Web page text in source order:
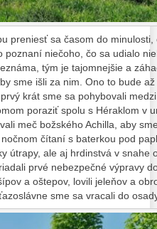
preniesť sa časom do
poznaní niečoho, čo sa udialo
tým je tajomnejšie a
sme išli za nim. Ono to bude
krát sme sa pohybovali
poraziť spolu s Héraklom v
meč božského Achilla, aby
čítaní s baterkou pod
útrapy, ale aj hrdinstvá v snahe
prvé nebezpečné výpravy
a oštepov, lovili jeleňov a
sme sa vracali do